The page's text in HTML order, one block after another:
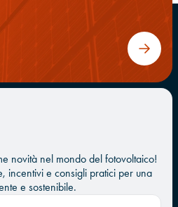
novità nel mondo del fotovoltaico!
incentivi e consigli pratici per una
e sostenibile.